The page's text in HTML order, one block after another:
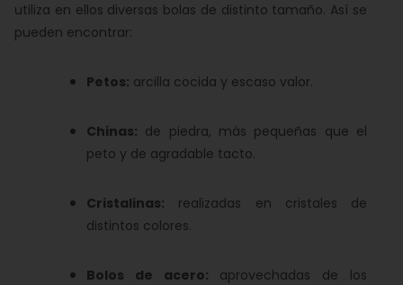
utiliza en ellos diversas bolas de distinto tamaño. Así se
pueden encontrar:
Petos: arcilla cocida y escaso valor.
Chinas: de piedra, más pequeñas que el
peto y de agradable tacto.
Cristalinas: realizadas en cristales de
distintos colores.
Bolos de acero: aprovechadas de los